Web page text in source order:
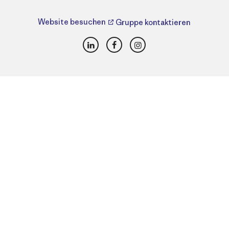
Website besuchen Gruppe kontaktieren
LinkedInFacebookInstagram